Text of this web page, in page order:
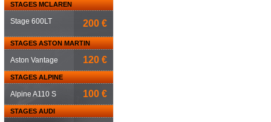
STAGES MCLAREN
Stage 600LT 200 €
STAGES ASTON MARTIN
Aston Vantage 120 €
STAGES ALPINE
Alpine A110 S 100 €
STAGES AUDI